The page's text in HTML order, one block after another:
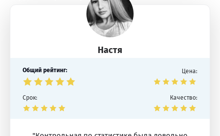
Настя
Общий рейтинг: Цена:
Срок: Качество: